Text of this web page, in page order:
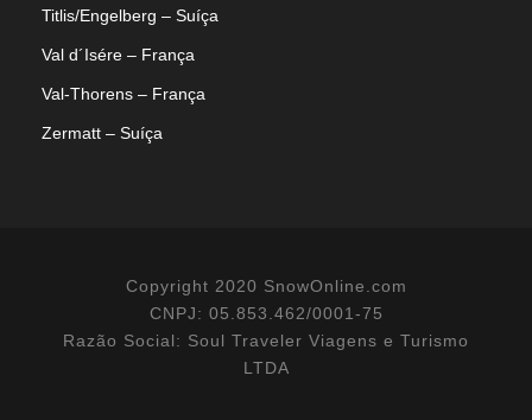
Titlis/Engelberg – Suíça
Val d´Isére – França
Val-Thorens – França
Zermatt – Suíça
Copyright 2020 SnowOnline.com
CNPJ: 05.853.462/0001-75
Razão Social: Soul Traveler Viagens e Turismo
LTDA